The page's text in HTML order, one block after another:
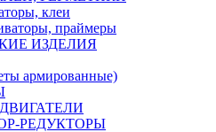
клеи
праймеры
ИЗДЕЛИЯ
армированные)
РЕДУКТОРЫ